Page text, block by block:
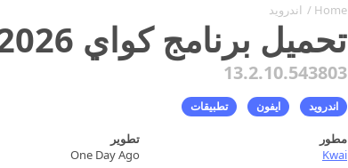
Home
/ اندرويد
تحميل برنامج كواي 2026 Kwai اخر اصدار مجانا
13.2.10.543803
اندرويد ايفون تطبيقات
مطور
Kwai
تطوير
One Day Ago